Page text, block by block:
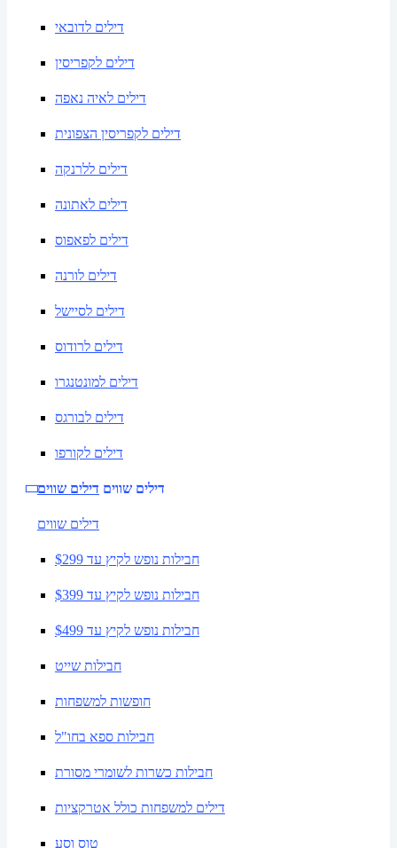
דילים לדובאי
דילים לקפריסין
דילים לאיה נאפה
דילים לקפריסין הצפונית
דילים ללרנקה
דילים לאתונה
דילים לפאפוס
דילים לורנה
דילים לסיישל
דילים לרודוס
דילים למונטנגרו
דילים לבורגס
דילים לקורפו
דילים שווים דילים שווים
דילים שווים
חבילות נופש לקיץ עד $299
חבילות נופש לקיץ עד $399
חבילות נופש לקיץ עד $499
חבילות שייט
חופשות למשפחות
חבילות ספא בחו"ל
חבילות כשרות לשומרי מסורת
דילים למשפחות כולל אטרקציות
טוס וסע